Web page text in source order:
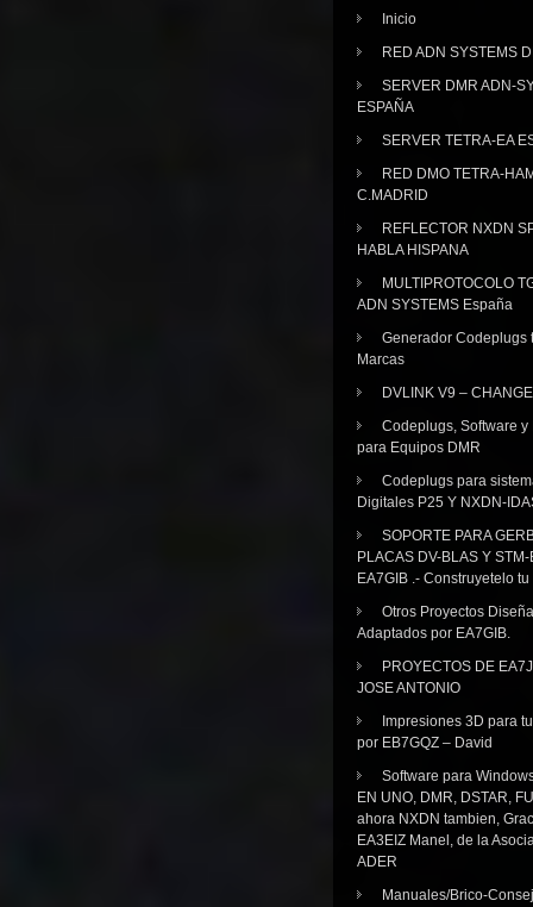
Inicio
RED ADN SYSTEMS
SERVER DMR ADN-
ESPAÑA
SERVER TETRA-EA
RED DMO TETRA-
C.MADRID
REFLECTOR NXDN
HABLA HISPANA
MULTIPROTOCOLO
ADN SYSTEMS España
Generador Codeplugs
Marcas
DVLINK V9 –
Codeplugs, Software y
para Equipos DMR
Codeplugs para
Digitales P25 Y NXDN-
SOPORTE PARA
PLACAS DV-BLAS Y
EA7GIB .- Construyetelo
Otros Proyectos
Adaptados por EA7GIB.
PROYECTOS DE
JOSE ANTONIO
Impresiones 3D para
por EB7GQZ – David
Software para
EN UNO, DMR, DSTAR,
ahora NXDN tambien,
EA3EIZ Manel, de la
ADER
Manuales/Brico-